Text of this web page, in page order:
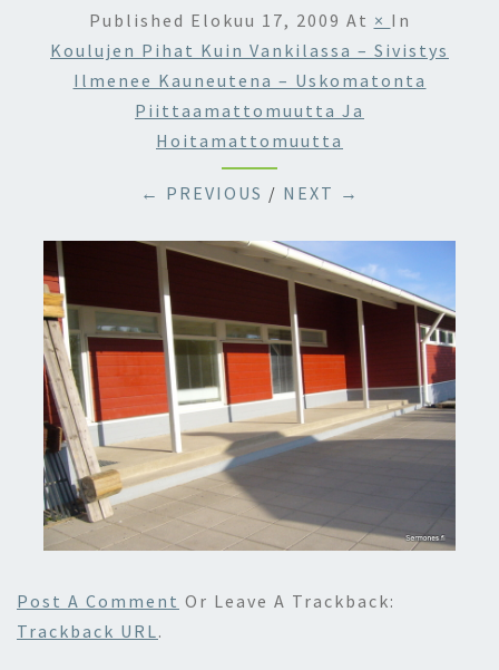
Published Elokuu 17, 2009 At × In
Koulujen Pihat Kuin Vankilassa – Sivistys
Ilmenee Kauneutena – Uskomatonta
Piittaamattomuutta Ja
Hoitamattomuutta
← PREVIOUS / NEXT →
Post A Comment Or Leave A Trackback:
Trackback URL .